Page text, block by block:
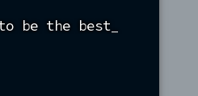
o be the best